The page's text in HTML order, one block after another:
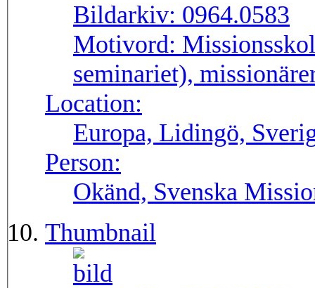
Bildarkiv: 0964.0583
Motivord:
seminariet),
Location:
Europa, Lidingö,
Person:
Okänd, Svenska
Thumbnail